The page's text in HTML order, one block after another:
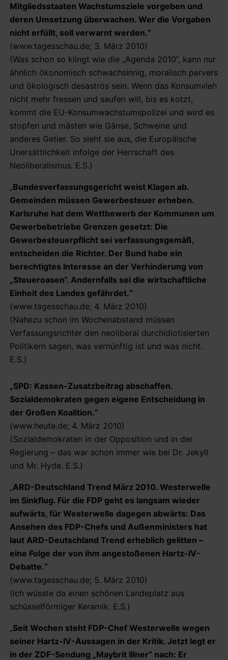
Mitgliedsstaaten Wachstumsziele vorgeben und
deren Umsetzung überwachen. Wer die Vorgaben
nicht erfüllt, soll verwarnt werden.“
(www.tagesschau.de; 3. März 2010)
(Was schon so klingt wie die „Agenda 2010“, kann nur
ähnlich ökonomisch schwachsinnig, moralisch pervers
und ökologisch desaströs sein. Wenn das Konsumvieh
nicht mehr fressen und saufen will, bis es kotzt,
kommt die EU-Konsumwachstumspolizei und wird es
stopfen und mästen wie Gänse, Schweine und
anderes Getier. So sieht sie aus, die Europäische
Unersättlichkeit infolge der Herrschaft des
Neoliberalismus. E.S.)
„Bundesverfassungsgericht weist Klagen ab.
Gemeinden müssen Gewerbesteuer erheben.
Karlsruhe hat dem Wettbewerb der Kommunen um
Gewerbebetriebe Grenzen gesetzt: Die
Gewerbesteuerpflicht sei verfassungsgemäß,
entscheiden die Richter. Der Bund habe ein
berechtigtes Interesse an der Verhinderung von
„Steueroasen“. Andernfalls sei die wirtschaftliche
Einheit des Landes gefährdet.“
(www.tagesschau.de; 4. März 2010)
(Nahezu schon im Wochenabstand müssen
Verfassungsrichter den neoliberal durchidiotisierten
Politikern sagen, was vernünftig ist und was nicht.
E.S.)
„SPD: Kassen-Zusatzbeitrag abschaffen.
Sozialdemokraten gegen eigene Entscheidung in
der Großen Koalition.“
(www.heute.de; 4. März 2010)
(Sozialdemokraten in der Opposition und in der
Regierung – das war schon immer wie bei Dr. Jekyll
und Mr. Hyde. E.S.)
„ARD-Deutschland Trend März 2010. Westerwelle
im Sinkflug. Für die FDP geht es langsam wieder
aufwärts, für Westerwelle dagegen abwärts: Das
Ansehen des FDP-Chefs und Außenministers hat
laut ARD-Deutschland Trend erheblich gelitten –
eine Folge der von ihm angestoßenen Hartz-IV-
Debatte.“
(www.tagesschau.de; 5. März 2010)
(Ich wüsste da einen schönen Landeplatz aus
schüsselförmiger Keramik. E.S.)
„Seit Wochen steht FDP-Chef Westerwelle wegen
seiner Hartz-IV-Aussagen in der Kritik. Jetzt legt er
in der ZDF-Sendung „Maybrit Illner“ nach: Er